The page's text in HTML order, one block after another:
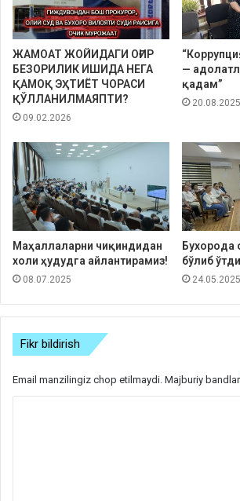
ЖАМОАТ ЖОЙИДАГИ ОҒИР
БЕЗОРИЛИК ИШИДА НЕГА
ҚАМОҚ ЭҲТИЁТ ЧОРАСИ
ҚЎЛЛАНИЛМАЯПТИ?
09.02.2026
—
қадам”
20.08.2025
Маҳаллаларни чиқиндидан
холи ҳудудга айлантирамиз!
08.07.2025
Бухорода
бўлиб
24.05.2025
Fikr bildirish
Email manzilingiz chop etilmaydi. Majburiy